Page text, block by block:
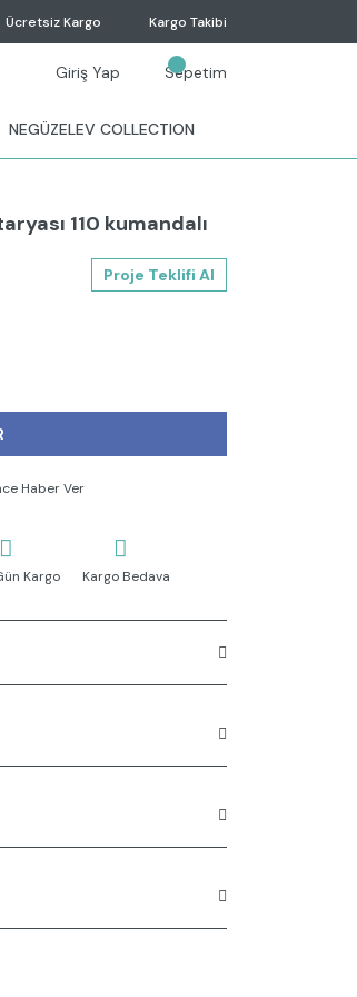
Ücretsiz Kargo Kargo Takibi
Giriş Yap Sepetim
NEGÜZELEV COLLECTION
110 kumandalı
Proje Teklifi Al
Haber Ver
Kargo Kargo Bedava